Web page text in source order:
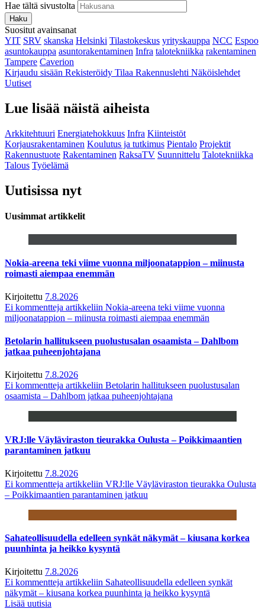
Hae tältä sivustolta
Haku
Suositut avainsanat
YIT SRV skanska Helsinki Tilastokeskus yrityskauppa NCC Espoo
asuntokauppa asuntorakentaminen Infra talotekniikka rakentaminen
Tampere Caverion
Kirjaudu sisään Rekisteröidy Tilaa Rakennuslehti Näköislehdet
Uutiset
Lue lisää näistä aiheista
Arkkitehtuuri Energiatehokkuus Infra Kiinteistöt
Korjausrakentaminen Koulutus ja tutkimus Pientalo Projektit
Rakennustuote Rakentaminen RaksaTV Suunnittelu Talotekniikka
Talous Työelämä
Uutisissa nyt
Uusimmat artikkelit
Nokia-areena teki viime vuonna miljoonatappion – miinusta
roimasti aiempaa enemmän
Kirjoitettu 7.8.2026
Ei kommentteja artikkeliin Nokia-areena teki viime vuonna
miljoonatappion – miinusta roimasti aiempaa enemmän
Betolarin hallitukseen puolustusalan osaamista – Dahlbom
jatkaa puheenjohtajana
Kirjoitettu 7.8.2026
Ei kommentteja artikkeliin Betolarin hallitukseen puolustusalan
osaamista – Dahlbom jatkaa puheenjohtajana
VRJ:lle Väyläviraston tieurakka Oulusta – Poikkimaantien
parantaminen jatkuu
Kirjoitettu 7.8.2026
Ei kommentteja artikkeliin VRJ:lle Väyläviraston tieurakka Oulusta
– Poikkimaantien parantaminen jatkuu
Sahateollisuudella edelleen synkät näkymät – kiusana korkea
puunhinta ja heikko kysyntä
Kirjoitettu 7.8.2026
Ei kommentteja artikkeliin Sahateollisuudella edelleen synkät
näkymät – kiusana korkea puunhinta ja heikko kysyntä
Lisää uutisia